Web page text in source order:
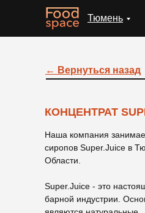
Тюмень
← Вернуться назад
Наша компания
сиропов Super.Juice в
Области.
Super.Juice - это
барной индустрии.
КОНЦЕНТРАТ